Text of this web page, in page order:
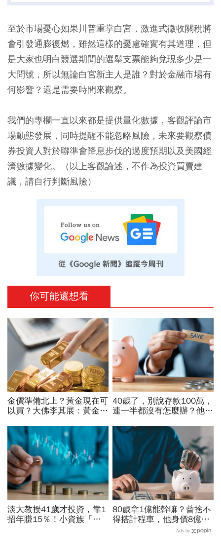
至於市場憂心如果川普重掌白宮，激進式徵收關稅將
會引發通膨復燃，雖然這樣的憂慮確實有其道理，但
是大家也明白競選期間的選舉支票能夠兌現多少是一
大問號，所以無論白宮新主人是誰？對於金融市場有
何影響？還是需要時間來觀察。
我們的專欄一直以來都是提供量化數據，客觀評論市
場動態發展，同時提醒不能忽略風險，未來要觀察債
券投資人對於聯準會降息步伐的過度預期以及美國經
濟數據變化。（以上客觀論述，不作為投資買賣建
議，請自行判斷風險）
你可能還想看
金價準備北上？黃金現在可
以買？大佛李其展：黃金價
瑞銀3理由喊5000美元不遠
了
40歲了，別說存款100萬，
連一半都沒有怎麼辦？他5
存錢法」脫離月光族
淡大教授41歲才投資，靠1
招年賺15％！小資族「勝
80歲拿1億能幹嘛？曾捨不
得搭計程車，他身價8億後
醒悟「40~60歲是花錢黃金
Ads by